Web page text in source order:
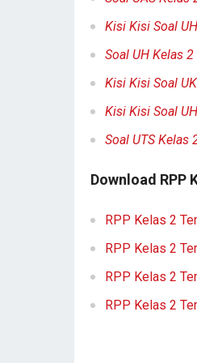
Kisi Kisi Soal
Soal UH Kelas
Kisi Kisi Soal
Kisi Kisi Soal
Soal UTS Kelas
Download RPP
RPP Kelas 2
RPP Kelas 2
RPP Kelas 2
RPP Kelas 2